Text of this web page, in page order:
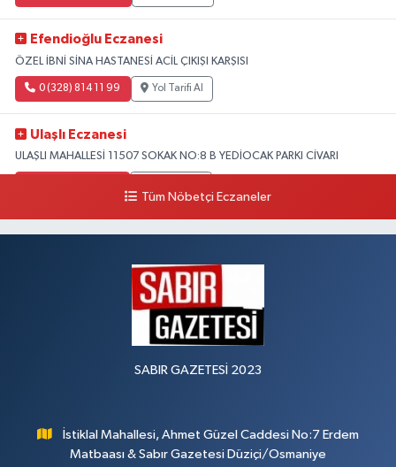
Efendioğlu Eczanesi
ÖZEL İBNİ SİNA HASTANESİ ACİL ÇIKIŞI KARŞISI
0 (328) 814 11 99 Yol Tarifi Al
Ulaşlı Eczanesi
ULAŞLI MAHALLESİ 11507 SOKAK NO:8 B YEDİOCAK PARKI CİVARI
Tüm Nöbetçi Eczaneler
SABIR GAZETESİ 2023
İstiklal Mahallesi, Ahmet Güzel Caddesi No:7 Erdem
Matbaası & Sabır Gazetesi Düziçi/Osmaniye